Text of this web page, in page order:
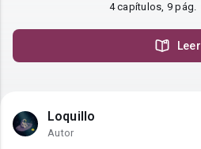
4 capítulos, 9 pág.
Leer
Loquillo
Autor